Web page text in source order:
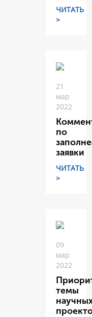
ЧИТАТЬ
>
21
мар
2022
по
заявки
ЧИТАТЬ
>
09
мар
2022
темы